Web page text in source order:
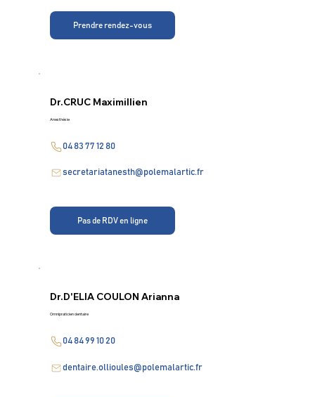
Prendre rendez-vous
Dr.CRUC Maximillien
Anesthésie
04 83 77 12 80
secretariatanesth@polemalartic.fr
Pas de RDV en ligne
Dr.D'ELIA COULON Arianna
Omnipraticien dentaire
04 84 99 10 20
dentaire.ollioules@polemalartic.fr